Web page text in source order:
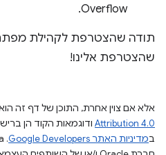
Overflow.
תודה שהצטרפת לקהילת
שהצטרפת אלינו!
אלא אם צוין אחרת, התוכן של דף זה הוא
Attribution 4.0 ודוגמאות הקוד הן
במדיניות האתר Google Developers‏